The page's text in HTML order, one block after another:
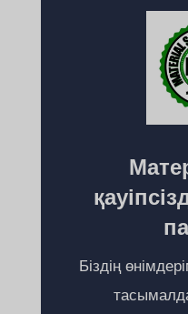
Біздің